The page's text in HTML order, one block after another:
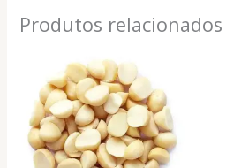
Produtos relacionados